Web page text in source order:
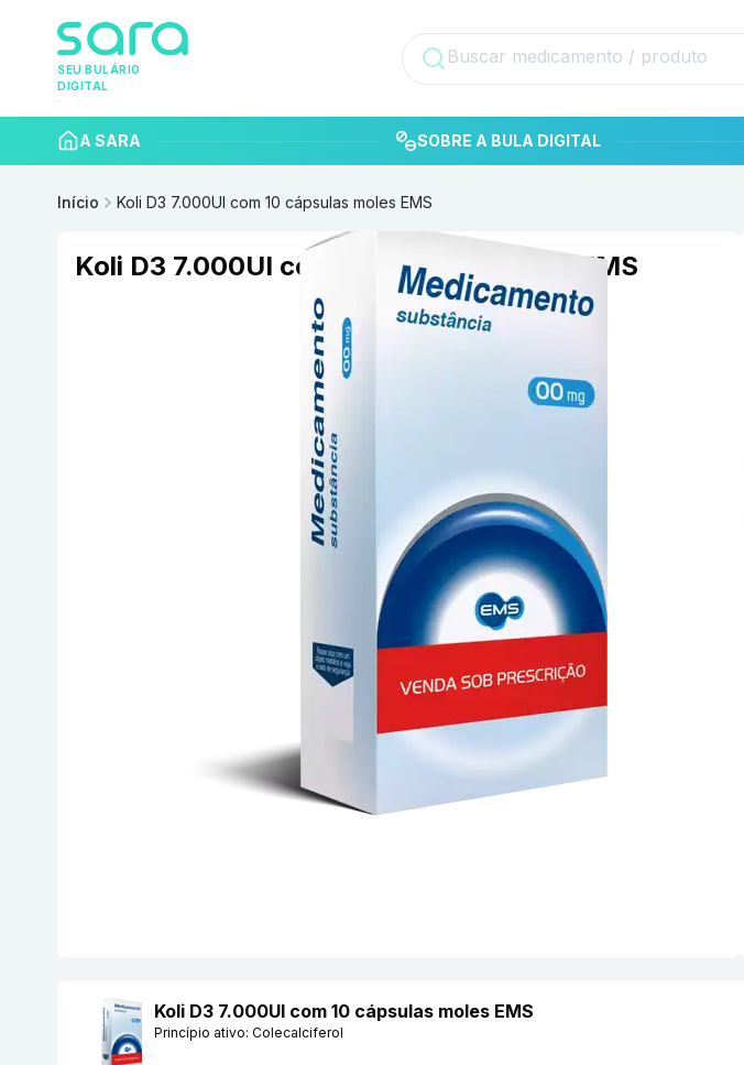
SEU BULÁRIO
DIGITAL
A SARA SOBRE A BULA DIGITAL
Início Koli D3 7.000UI com 10 cápsulas moles EMS
Koli D3 7.000UI com 10 cápsulas moles EMS
Koli D3 7.000UI com 10 cápsulas moles EMS
Princípio ativo: Colecalciferol